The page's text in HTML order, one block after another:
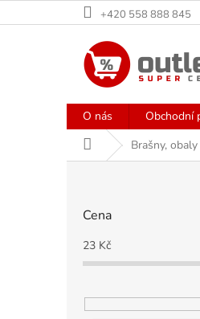
na
+420 558 888 845
O nás Obchodní
Domů Brašny,
Cena
23 Kč